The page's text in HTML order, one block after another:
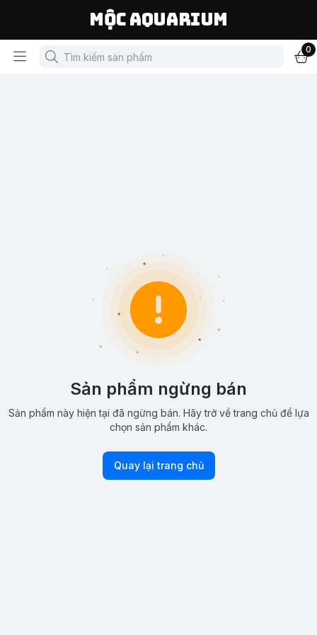
Mộc Aquarium
0
Sản phẩm ngừng bán
Sản phẩm này hiện tại đã ngừng bán. Hãy trở về trang chủ để lựa
chọn sản phẩm khác.
Quay lại trang chủ